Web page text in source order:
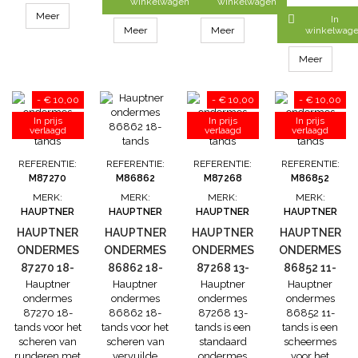
Meer
bovenmes
86833
Meer
het fijn
scheren van
runderen
bovenmes
86833
Meer
Hauptner
ondermes
86832 wordt
gebruikt met
het Hauptner
86833 17-
tands

In
Meer
- € 10,00
In prijs
verlaagd
REFERENTIE:
M87270
MERK:
HAUPTNER
HAUPTNER
ONDERMES
87270 18-
TANDS
Hauptner
ondermes
87270 18-
tands voor het
scheren van
REFERENTIE:
M86862
MERK:
HAUPTNER
HAUPTNER
ONDERMES
86862 18-
TANDS
Hauptner
ondermes
86862 18-
tands voor het
scheren van
- € 10,00
In prijs
verlaagd
REFERENTIE:
M87268
MERK:
HAUPTNER
HAUPTNER
ONDERMES
87268 13-
TANDS
Hauptner
ondermes
87268 13-
tands is een
standaard
- € 10,00
In prijs
verlaagd
REFERENTIE:
M86852
MERK:
HAUPTNER
HAUPTNER
ONDERMES
86852 11-
TANDS
Hauptner
ondermes
86852 11-
tands is een
scheermes